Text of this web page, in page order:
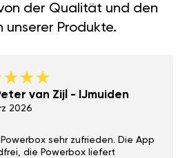
der Qualität und den
unserer Produkte.
van Zijl - IJmuiden
2026
sehr zufrieden. Die App
die Powerbox liefert